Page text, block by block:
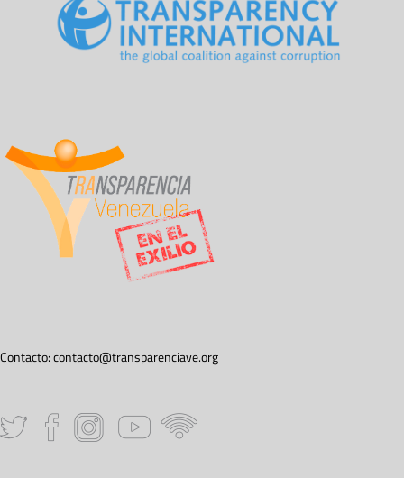
Contacto:contacto@transparenciave.org